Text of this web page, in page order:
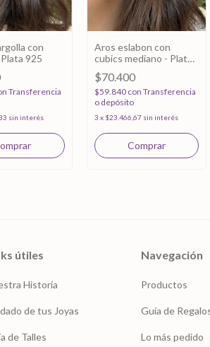
con
925
Transferencia
sin interés
Aros eslabon con
cubics mediano - Plata
925
$70.400
$59.840 con Transferencia
o depósito
3 x $23.466,67 sin interés
útiles
Historia
de tus Joyas
de Talles
Navegación
Productos
Guía de
Lo más pedido